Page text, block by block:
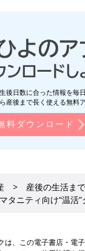
ない離乳食に奮闘
中。
です。記事に掲載
るリンク先は、削
ください。
後も使えるユニク
後日数に合った情報を毎
産後まで長く使える無料
料ダウンロード
産後の生活ま
タニティ向け“温活”
は、この電子書店・電